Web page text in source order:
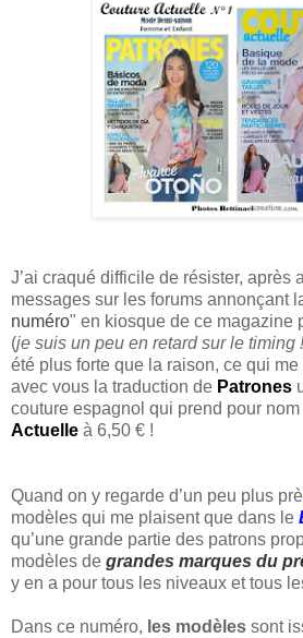
J’ai craqué difficile de résister, après
messages sur les forums annonçant
numéro" en kiosque de ce magazine
(je suis un peu en retard sur le timing !
été plus forte que la raison, ce qui
avec vous la traduction de Patrones
couture espagnol qui prend pour
Actuelle à 6,50 € !
Quand on y regarde d’un peu plus
modèles qui me plaisent que dans le
qu’une grande partie des patrons
modèles de grandes marques du
y en a pour tous les niveaux et tous
Dans ce numéro, les modèles sont